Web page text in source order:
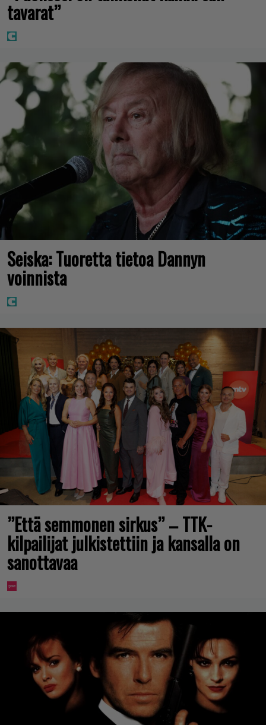
tavarat”
Seiska: Tuoretta tietoa Dannyn
voinnista
”Että semmonen sirkus” – TTK-
kilpailijat julkistettiin ja kansalla on
sanottavaa